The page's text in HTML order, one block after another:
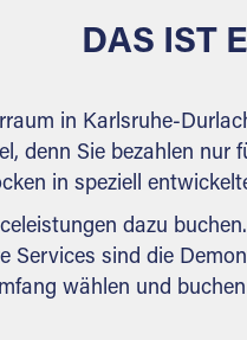
weiteren
DAS IST
in Karlsruhe-
denn Sie bezahlen
in speziell
dazu
Services sind die
wählen und